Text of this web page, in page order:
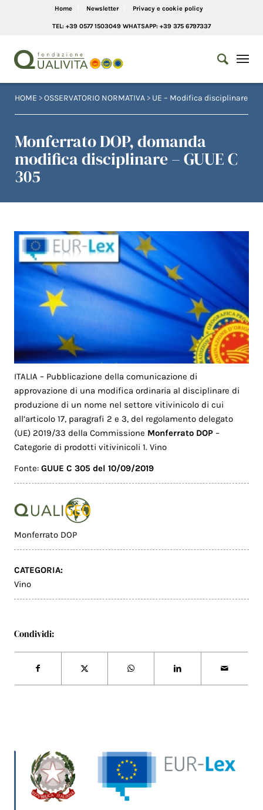
Home Newsletter Privacy e cookie policy
TEL: +39 0577 1503049 WHATSAPP: +39 375 6797337
HOME >OSSERVATORIO NORMATIVA > UE – Modifica disciplinare
Monferrato DOP, domanda
modifica disciplinare – GUUE C
305
ITALIA – Pubblicazione della comunicazione di
approvazione di una modifica ordinaria al disciplinare di
produzione di un nome nel settore vitivinicolo di cui
all’articolo 17, paragrafi 2 e 3, del regolamento delegato
(UE) 2019/33 della Commissione Monferrato DOP –
Categorie di prodotti vitivinicoli 1. Vino
Fonte:GUUE C 305 del 10/09/2019
Monferrato DOP
CATEGORIA:
Vino
Condividi: